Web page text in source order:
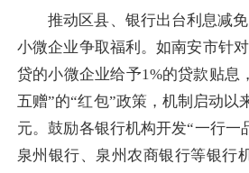
推动区县、银行出台利息减免
小微企业争取福利。如南安市针
贷的小微企业给予1%的贷款贴息
五赠”的“红包”政策，机制启动以
元。鼓励各银行机构开发“一行一
泉州银行、泉州农商银行等银行